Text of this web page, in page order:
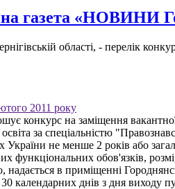
газета «НОВИНИ
області, - перелік
2011 року
конкурс на заміщення
за спеціальністю
України не менше 2 років або
функціональних обов'язків,
в приміщенні
календарних днів з дня виходу